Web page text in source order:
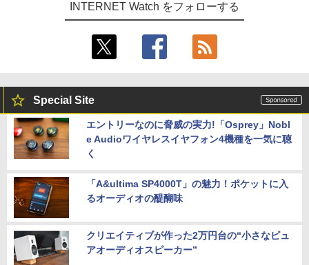
INTERNET Watch をフォローする
Special Site
エントリーなのに脅威の実力!「Osprey」Nobl
e Audioワイヤレスイヤフォン4機種を一気に聴
く
「A&ultima SP4000T」の魅力！ポケットに入
るオーディオの醍醐味
クリエイティブが作った2万円台の“小さなピュ
アオーディオスピーカー”